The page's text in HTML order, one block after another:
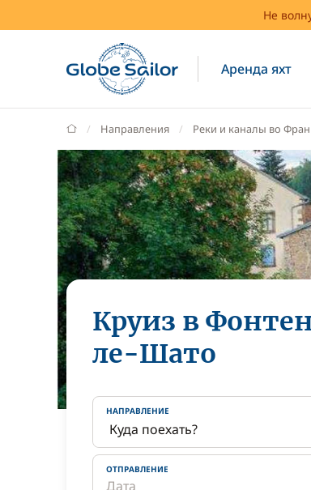
Не
Аренда яхт
GlobeSailor
Направления Реки и каналы во
Круиз в
ле-Шато
НАПРАВЛЕНИЕ
ОТПРАВЛЕНИЕ